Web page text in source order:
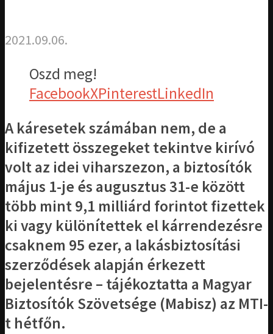
2021.09.06.
Oszd meg!
FacebookXPinterestLinkedIn
A káresetek számában nem, de a
kifizetett összegeket tekintve kirívó
volt az idei viharszezon, a biztosítók
május 1-je és augusztus 31-e között
több mint 9,1 milliárd forintot fizettek
ki vagy különítettek el kárrendezésre
csaknem 95 ezer, a lakásbiztosítási
szerződések alapján érkezett
bejelentésre – tájékoztatta a Magyar
Biztosítók Szövetsége (Mabisz) az MTI-
t hétfőn.